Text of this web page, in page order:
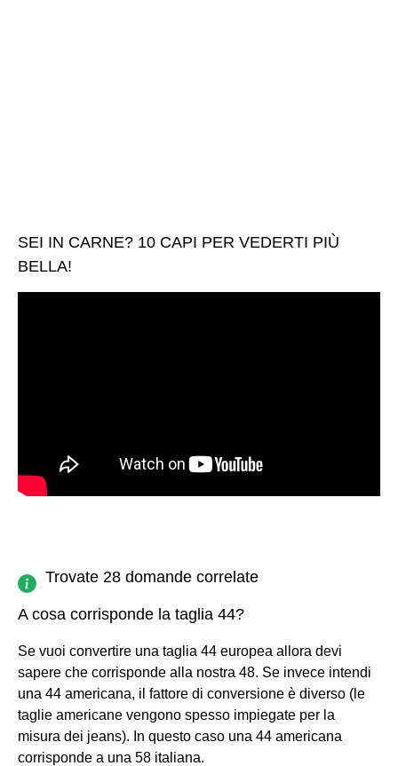
SEI IN CARNE? 10 CAPI PER VEDERTI PIÙ
BELLA!
Trovate 28 domande correlate
A cosa corrisponde la taglia 44?
Se vuoi convertire una taglia 44 europea allora devi
sapere che corrisponde alla nostra 48. Se invece intendi
una 44 americana, il fattore di conversione è diverso (le
taglie americane vengono spesso impiegate per la
misura dei jeans). In questo caso una 44 americana
corrisponde a una 58 italiana.